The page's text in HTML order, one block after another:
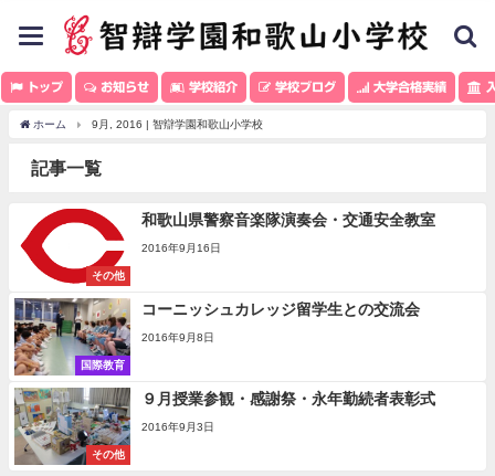
toggle
navigation
トップ お知らせ 学校紹介 学校ブログ 大学合格実績
ホーム 9月, 2016 | 智辯学園和歌山小学校
記事一覧
その他
和歌山県警察音楽隊演奏会・交通安全教室
2016年9月16日
国際教育
コーニッシュカレッジ留学生との交流会
2016年9月8日
その他
９月授業参観・感謝祭・永年勤続者表彰式
2016年9月3日